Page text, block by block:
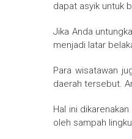
dapat asyik untuk
Jika Anda
menjadi latar
Para wisatawan
daerah tersebut.
Hal ini
oleh sampah